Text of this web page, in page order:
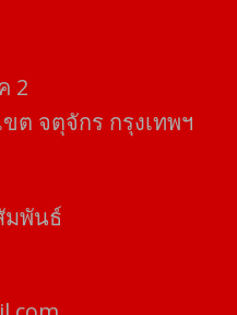
2
ต​ จตุจักร​ กรุงเทพฯ
พันธ์